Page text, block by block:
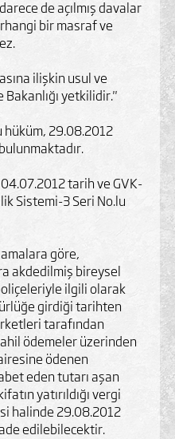
de açılmış davalar
bir masraf ve
ilişkin usul ve
yetkilidir."
29.08.2012
tarih ve GVK-
Sistemi-3 Seri No.lu
göre,
akdedilmiş bireysel
ilgili olarak
girdiği tarihten
tarafından
ödemeler üzerinden
ödenen
eden tutarı aşan
yatırıldığı vergi
halinde 29.08.2012
edilebilecektir.